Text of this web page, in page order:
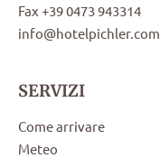
Fax +39 0473 943314
info@hotelpichler.com
SERVIZI
Come arrivare
Meteo